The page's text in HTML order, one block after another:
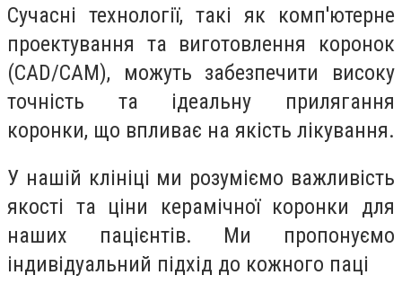
Сучасні технології, такі як комп'ютерне
проектування та виготовлення коронок
(СAD/CAM), можуть забезпечити високу
точність та ідеальну прилягання
коронки, що впливає на якість лікування.
У нашій клініці ми розуміємо важливість
якості та ціни керамічної коронки для
наших пацієнтів. Ми пропонуємо
індивідуальний підхід до кожного паці